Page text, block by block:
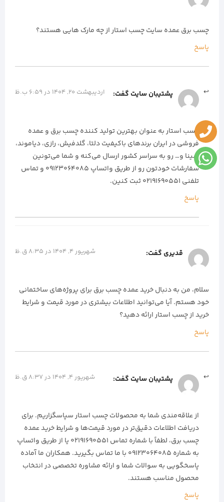
چسب برق عمده سایت چسب استار از چه مارک هایی هستند؟
پاسخ
پشتیبان سایت گفت: اردیبهشت 20, 1404 در 6:59 ب.ظ
چسب استار به عنوان بهترین تولید کننده چسب برق و عمده
فروشی در ایران برندهای باکیفیت دلتا، گلدفیش، رازی، دیاموند،
سینا و… رو به سراسر کشور ارسال می‌کنه و شما می‌تونین
سفارشات خودتون رو از طریق واتساپ 09123064085 و تماس
تلفنی ۰۲۱۹۱۶۹۰۵۵۱ ثبت کنین.
پاسخ
قدیری گفت: شهریور 4, 1404 در 8:35 ق.ظ
سلام، من به دنبال خرید عمده چسب برق برای پروژه‌های ساختمانی
خود هستم. آیا می‌توانید اطلاعات بیشتری در مورد قیمت و شرایط
خرید از چسب استار ارائه دهید؟
پاسخ
پشتیبان سایت گفت: شهریور 4, 1404 در 8:37 ق.ظ
از علاقه‌مندی شما به محصولات چسب استار سپاسگزاریم. برای
دریافت اطلاعات دقیق‌تر در مورد قیمت‌ها و شرایط خرید عمده
چسب برق، لطفاً با شماره تماس ۰۲۱۹۱۶۹۰۵۵۱ یا از طریق واتساپ
به شماره 09123064085 با ما تماس بگیرید. همکاران ما آماده
پاسخگویی به سوالات شما و ارائه مشاوره تخصصی در انتخاب
محصول مناسب هستند.
پاسخ